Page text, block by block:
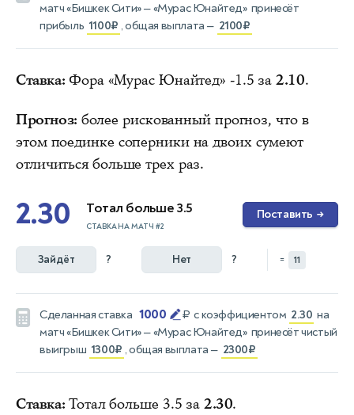
матч«Бишкек Сити» — «Мурас Юнайтед» принесёт
прибыль 1100₽ , общая выплата — 2100₽
Ставка: Фора «Мурас Юнайтед» -1.5 за2.10.
Прогноз: более рискованный прогноз, что в
этом поединке соперники на двоих сумеют
отличиться больше трех раз.
2.30 Тотал больше 3.5
СТАВКА НА МАТЧ #2
Поставить →
Зайдёт ? Нет ? = 11
Сделанная ставка 1000 ₽ с коэффициентом 2.30 на
матч«Бишкек Сити» — «Мурас Юнайтед» принесёт чистый
выигрыш 1300₽ , общая выплата — 2300₽
Ставка: Тотал больше 3.5 за2.30.